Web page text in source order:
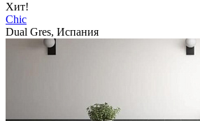
Хит!
Chic
Dual Gres, Испания